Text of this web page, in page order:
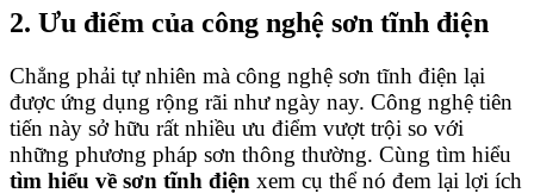
2. Ưu điểm của công nghệ sơn tĩnh điện
Chẳng phải tự nhiên mà công nghệ sơn tĩnh điện lại
được ứng dụng rộng rãi như ngày nay. Công nghệ tiên
tiến này sở hữu rất nhiều ưu điểm vượt trội so với
những phương pháp sơn thông thường. Cùng tìm hiểu
tìm hiểu về sơn tĩnh điện xem cụ thể nó đem lại lợi ích